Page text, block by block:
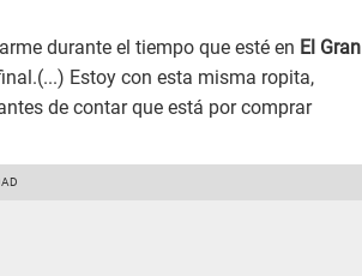
durante el tiempo que esté en El Gran
Estoy con esta misma ropita,
de contar que está por comprar